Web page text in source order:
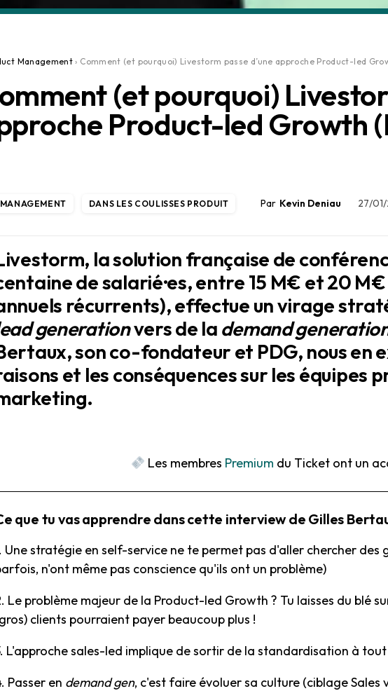
Management › Comment (et pourquoi) Livestorm passe d’une approche Product-led
(et pourquoi)
Product-led Growth
DANS LES COULISSES PRODUIT Kevin Deniau 27/
la solution française de
de salarié·es, entre 15 M€ et 20
récurrents), effectue un virage
generationvers de la demand
son co-fondateur et PDG, nous en
et les conséquences sur les équipes
Les membres Premium du Ticket ont un
que tu vas apprendre dans cette interview de Gilles
Une stratégie en self-service ne te permet pas d'aller chercher des
n'ont même pas conscience qu'ils ont un problème)
Le problème majeur de la Product-led Growth ? Tu laisses du blé
clients pourraient payer beaucoup plus !
L'approche sales-led implique de sortir de la standardisation à
Passer en demand gen, c'est faire évoluer sa culture (ciblage Sales